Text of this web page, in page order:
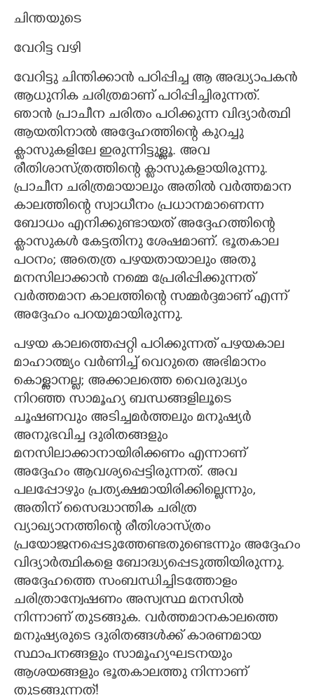
ചിന്തയുടെ
വേറിട്ട വഴി
വേറിട്ടു ചിന്തിക്കാൻ പഠിപ്പിച്ച ആ അദ്ധ്യാപകൻ
ആധുനിക ചരിത്രമാണ് പഠിപ്പിച്ചിരുന്നത്.
ഞാൻ പ്രാചീന ചരിതം പഠിക്കുന്ന വിദ്യാർത്ഥി
ആയതിനാൽ അദ്ദേഹത്തിന്റെ കുറച്ചു
ക്ലാസുകളിലേ ഇരുന്നിട്ടുള്ളൂ. അവ
രീതിശാസ്ത്രത്തിന്റെ ക്ലാസുകളായിരുന്നു.
പ്രാചീന ചരിത്രമായാലും അതിൽ വർത്തമാന
കാലത്തിന്റെ സ്വാധീനം പ്രധാനമാണെന്ന
ബോധം എനിക്കുണ്ടായത് അദ്ദേഹത്തിന്റെ
ക്ലാസുകൾ കേട്ടതിനു ശേഷമാണ്. ഭൂതകാല
പഠനം; അതെത്ര പഴയതായാലും അതു
മനസിലാക്കാൻ നമ്മെ പ്രേരിപ്പിക്കുന്നത്
വർത്തമാന കാലത്തിന്റെ സമ്മർദ്ദമാണ് എന്ന്
അദ്ദേഹം പറയുമായിരുന്നു.
പഴയ കാലത്തെപ്പറ്റി പഠിക്കുന്നത് പഴയകാല
മാഹാത്മ്യം വർണിച്ച് വെറുതെ അഭിമാനം
കൊള്ളാനല്ല; അക്കാലത്തെ വൈരുദ്ധ്യം
നിറഞ്ഞ സാമൂഹ്യ ബന്ധങ്ങളിലൂടെ
ചൂഷണവും അടിച്ചമർത്തലും മനുഷ്യർ
അനുഭവിച്ച ദുരിതങ്ങളും
മനസിലാക്കാനായിരിക്കണം എന്നാണ്
അദ്ദേഹം ആവശ്യപ്പെട്ടിരുന്നത്. അവ
പലപ്പോഴും പ്രത്യക്ഷമായിരിക്കില്ലെന്നും,​
അതിന് സൈദ്ധാന്തിക ചരിത്ര
വ്യാഖ്യാനത്തിന്റെ രീതിശാസ്ത്രം
പ്രയോജനപ്പെടുത്തേണ്ടതുണ്ടെന്നും അദ്ദേഹം
വിദ്യാർത്ഥികളെ ബോദ്ധ്യപ്പെടുത്തിയിരുന്നു.
അദ്ദേഹത്തെ സംബന്ധിച്ചിടത്തോളം
ചരിത്രാന്വേഷണം അസ്വസ്ഥ മനസിൽ
നിന്നാണ് തുടങ്ങുക. വർത്തമാനകാലത്തെ
മനുഷ്യരുടെ ദുരിതങ്ങൾക്ക് കാരണമായ
സ്ഥാപനങ്ങളും സാമൂഹ്യഘടനയും
ആശയങ്ങളും ഭൂതകാലത്തു നിന്നാണ്